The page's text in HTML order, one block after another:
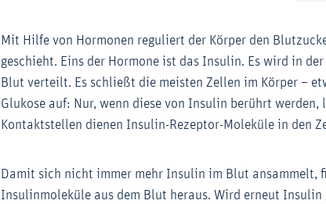
Mit Hilfe von Hormonen reguliert der Körper den
geschieht. Eins der Hormone ist das Insulin. Es wird in
Blut verteilt. Es schließt die meisten Zellen im Körper –
Glukose auf: Nur, wenn diese von Insulin berührt werden,
Kontaktstellen dienen Insulin-Rezeptor-Moleküle in den
Damit sich nicht immer mehr Insulin im Blut ansammelt,
Insulinmoleküle aus dem Blut heraus. Wird erneut